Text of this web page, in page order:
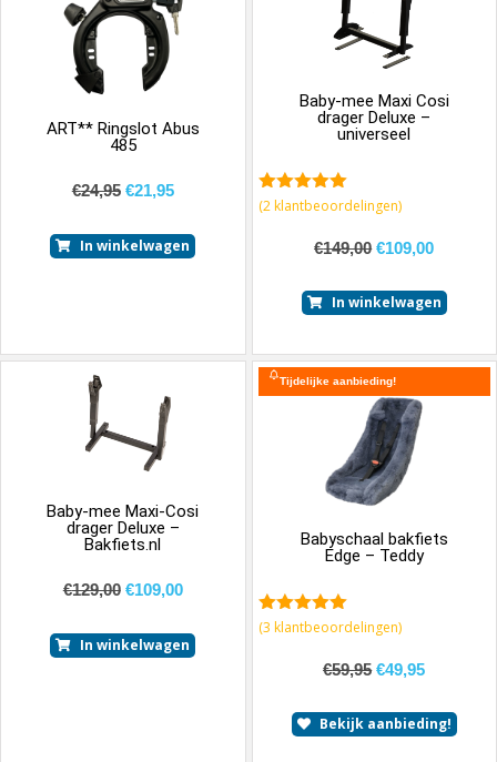
ART** Ringslot Abus
485
€24,95 €21,95
In winkelwagen
Baby-mee Maxi Cosi
drager Deluxe –
universeel
5.00van 5
(2klantbeoordelingen)
€149,00 €109,00
In winkelwagen
Baby-mee Maxi-Cosi
drager Deluxe –
Bakfiets.nl
€129,00 €109,00
In winkelwagen
Tijdelijke aanbieding!
Babyschaal bakfiets
Edge – Teddy
5.00van 5
(3 klantbeoordelingen)
€59,95 €49,95
Bekijk aanbieding!